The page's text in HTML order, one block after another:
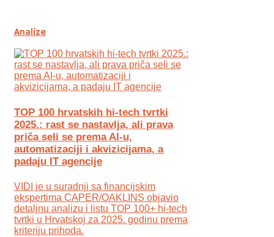
Analize
TOP 100 hrvatskih hi-tech tvrtki
2025.: rast se nastavlja, ali prava
priča seli se prema AI-u,
automatizaciji i akvizicijama, a
padaju IT agencije
VIDI je u suradnji sa financijskim
ekspertima CAPER/OAKLINS objavio
detaljnu analizu i listu TOP 100+ hi-tech
tvrtki u Hrvatskoj za 2025. godinu prema
kriteriju prihoda.